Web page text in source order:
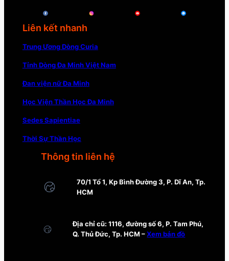
Liên kết nhanh
Trung Ương Dòng Curia
Tỉnh Dòng Đa Minh Việt Nam
Đan viện nữ Đa Minh
Học Viện Thần Học Đa Minh
Sedes Sapientiae
Thời Sự Thần Học
Thông tin liên hệ
70/1 Tổ 1, Kp Bình Đường 3, P. Dĩ An, Tp.
HCM
Địa chỉ cũ: 1116, đường số 6, P. Tam Phú,
Q. Thủ Đức, Tp. HCM –Xem bản đồ